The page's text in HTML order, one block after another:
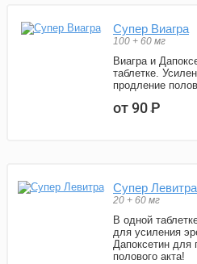
Супер Виагра
100 + 60 мг
Виагра и
таблетке.
продление
от 90Р
Супер Левитра
20 + 60 мг
В одной
для усиления
Дапоксетин для
полового акта!